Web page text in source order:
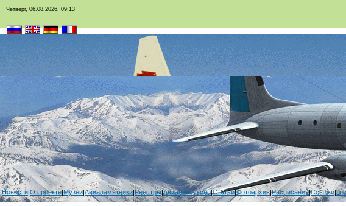
Четверг, 06.08.2026, 09:13
|Новости|О проекте|Музеи|Авиапамятники|Реестры|Авиация в кино|Статьи|Фотоархив|Расписания|Ссылки|